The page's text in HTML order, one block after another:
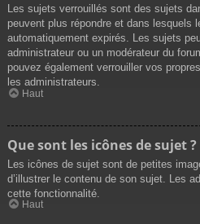
Les sujets verrouillés sont des sujets
peuvent plus répondre et dans lesquels
automatiquement expirés. Les sujets
administrateur ou un modérateur du
pouvez également verrouiller vos
les administrateurs.
Haut
Que sont les icônes de sujet ?
Les icônes de sujet sont de petites
d’illustrer le contenu de son sujet. Les
cette fonctionnalité.
Haut